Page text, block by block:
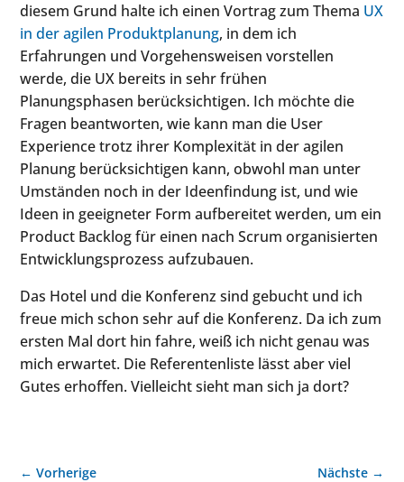
diesem Grund halte ich einen Vortrag zum Thema UX
in der agilen Produktplanung, in dem ich
Erfahrungen und Vorgehensweisen vorstellen
werde, die UX bereits in sehr frühen
Planungsphasen berücksichtigen. Ich möchte die
Fragen beantworten, wie kann man die User
Experience trotz ihrer Komplexität in der agilen
Planung berücksichtigen kann, obwohl man unter
Umständen noch in der Ideenfindung ist, und wie
Ideen in geeigneter Form aufbereitet werden, um ein
Product Backlog für einen nach Scrum organisierten
Entwicklungsprozess aufzubauen.
Das Hotel und die Konferenz sind gebucht und ich
freue mich schon sehr auf die Konferenz. Da ich zum
ersten Mal dort hin fahre, weiß ich nicht genau was
mich erwartet. Die Referentenliste lässt aber viel
Gutes erhoffen. Vielleicht sieht man sich ja dort?
←Vorherige Nächste→